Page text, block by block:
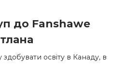
до Fanshawe
освіту в Канаду, в